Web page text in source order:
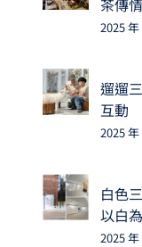
2025 年
遛遛
互動
2025 年
白色
以白
2025 年